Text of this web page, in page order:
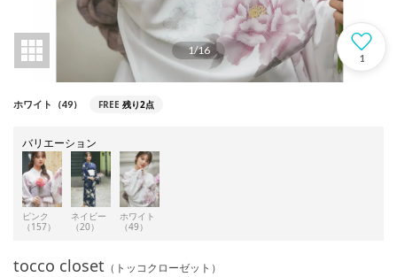
1/16
1
ホワイト（49） FREE 残り2点
バリエーション
ピンク
（157）
ネイビー
（20）
ホワイト
（49）
tocco closet （トッコクローゼット）